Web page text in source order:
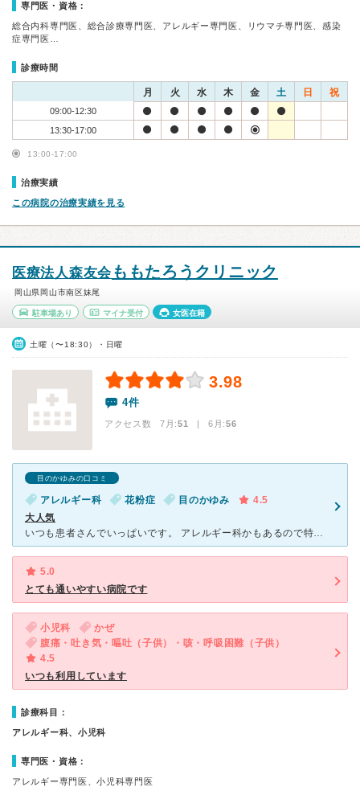
専門医・資格：
総合内科専門医、総合診療専門医、アレルギー専門医、リウマチ専門医、感染
症専門医…
診療時間
月 火 水 木 金 土 日 祝
09:00-12:30
13:30-17:00
13:00-17:00
治療実績
この病院の治療実績を見る
医療法人森友会 ももたろうクリニック
岡山県岡山市南区妹尾
駐車場あり マイナ受付 女医在籍
土曜（〜18:30）・日曜
3.98
4件
アクセス数 7月:51 | 6月:56
目のかゆみの口コミ
アレルギー科 花粉症 目のかゆみ
4.5
大人気
いつも患者さんでいっぱいです。 アレルギー科かもあるので特に多いんだろうと思います。 小さいですが可愛い院内。小さな子供たちが「病院だ！」と怖がらないようにしている心遣いがところどころに感じられま
5.0
とても通いやすい病院です
小児科
かぜ
腹痛・吐き気・嘔吐（子供）・咳・呼吸困難（子供）
4.5
いつも利用しています
診療科目：
アレルギー科、小児科
専門医・資格：
アレルギー専門医、小児科専門医